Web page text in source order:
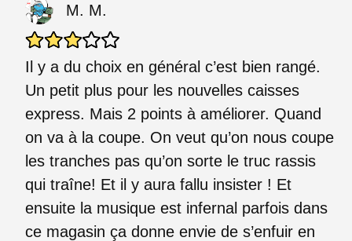
M. M.
Il y a du choix en général c’est bien rangé.
Un petit plus pour les nouvelles caisses
express. Mais 2 points à améliorer. Quand
on va à la coupe. On veut qu’on nous coupe
les tranches pas qu’on sorte le truc rassis
qui traîne! Et il y aura fallu insister ! Et
ensuite la musique est infernal parfois dans
ce magasin ça donne envie de s’enfuir en